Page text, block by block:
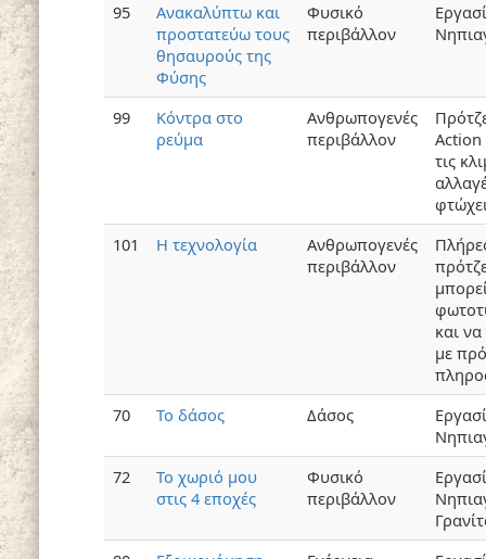
95
Ανακαλύπτω και
προστατεύω τους
θησαυρούς της
Φύσης
Φυσικό
περιβάλλον
99
Κόντρα στο
ρεύμα
Ανθρωπογενές
περιβάλλον
Action
τις
101
Η τεχνολογία
Ανθρωπογενές
περιβάλλον
και να
με
70
Το δάσος Δάσος
72
Το χωριό μου
στις 4 εποχές
Φυσικό
περιβάλλον